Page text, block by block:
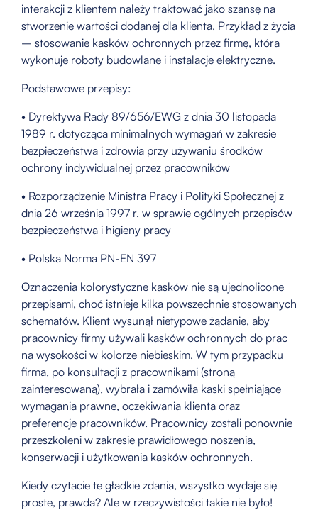
interakcji z klientem należy traktować jako szansę na
stworzenie wartości dodanej dla klienta. Przykład z życia
– stosowanie kasków ochronnych przez firmę, która
wykonuje roboty budowlane i instalacje elektryczne.
Podstawowe przepisy:
• Dyrektywa Rady 89/656/EWG z dnia 30 listopada
1989 r. dotycząca minimalnych wymagań w zakresie
bezpieczeństwa i zdrowia przy używaniu środków
ochrony indywidualnej przez pracowników
• Rozporządzenie Ministra Pracy i Polityki Społecznej z
dnia 26 września 1997 r. w sprawie ogólnych przepisów
bezpieczeństwa i higieny pracy
• Polska Norma PN-EN 397
Oznaczenia kolorystyczne kasków nie są ujednolicone
przepisami, choć istnieje kilka powszechnie stosowanych
schematów. Klient wysunął nietypowe żądanie, aby
pracownicy firmy używali kasków ochronnych do prac
na wysokości w kolorze niebieskim. W tym przypadku
firma, po konsultacji z pracownikami (stroną
zainteresowaną), wybrała i zamówiła kaski spełniające
wymagania prawne, oczekiwania klienta oraz
preferencje pracowników. Pracownicy zostali ponownie
przeszkoleni w zakresie prawidłowego noszenia,
konserwacji i użytkowania kasków ochronnych.
Kiedy czytacie te gładkie zdania, wszystko wydaje się
proste, prawda? Ale w rzeczywistości takie nie było!